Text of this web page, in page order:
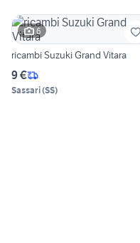
6
ricambi Suzuki Grand Vitara
9 €
Sassari(SS)